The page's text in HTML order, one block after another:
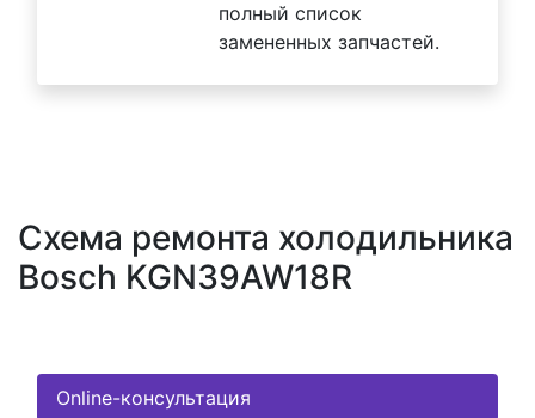
полный список
замененных запчастей.
Схема ремонта холодильника
Bosch KGN39AW18R
Online-консультация